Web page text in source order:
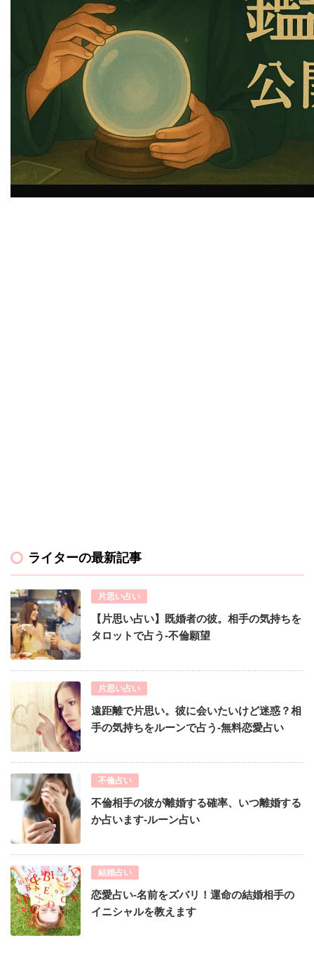
ライターの最新記事
片思い占い
【片思い占い】既婚者の彼。相手の気持ちを
タロットで占う-不倫願望
片思い占い
遠距離で片思い。彼に会いたいけど迷惑？相
手の気持ちをルーンで占う-無料恋愛占い
不倫占い
不倫相手の彼が離婚する確率、いつ離婚する
か占います-ルーン占い
結婚占い
恋愛占い-名前をズバリ！運命の結婚相手の
イニシャルを教えます